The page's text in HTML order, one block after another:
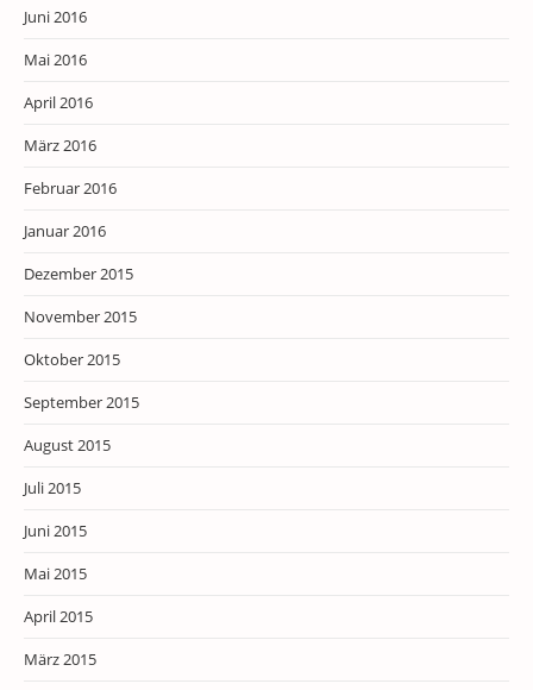
Juni 2016
Mai 2016
April 2016
März 2016
Februar 2016
Januar 2016
Dezember 2015
November 2015
Oktober 2015
September 2015
August 2015
Juli 2015
Juni 2015
Mai 2015
April 2015
März 2015